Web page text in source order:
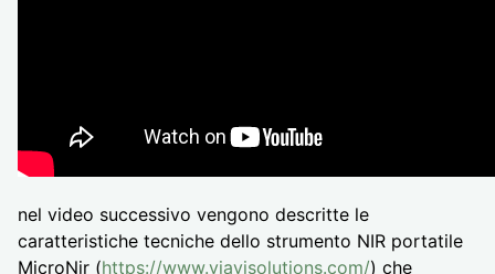
nel video successivo vengono descritte le
caratteristiche tecniche dello strumento NIR portatile
MicroNir (https://www.viavisolutions.com/) che